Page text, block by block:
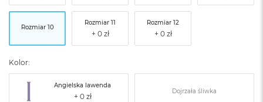
Rozmiar 10
Rozmiar 11 Rozmiar 12
Kolor:
Angielska lawenda
Dojrzała śliwka